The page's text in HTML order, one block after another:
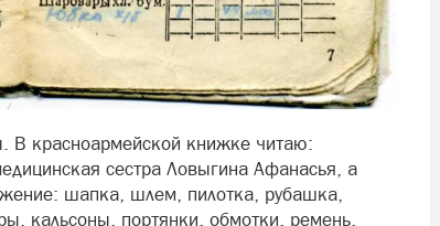
В красноармейской книжке читаю:
сестра Ловыгина Афанасья, а
шапка, шлем, пилотка, рубашка,
кальсоны, портянки, обмотки, ремень,